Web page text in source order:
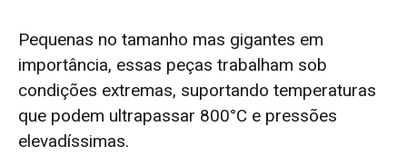
Pequenas no tamanho mas gigantes em
importância, essas peças trabalham sob
condições extremas, suportando temperaturas
que podem ultrapassar 800°C e pressões
elevadíssimas.